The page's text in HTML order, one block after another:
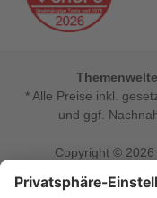
* Alle Preise inkl.
und ggf.
Copyright © 2026